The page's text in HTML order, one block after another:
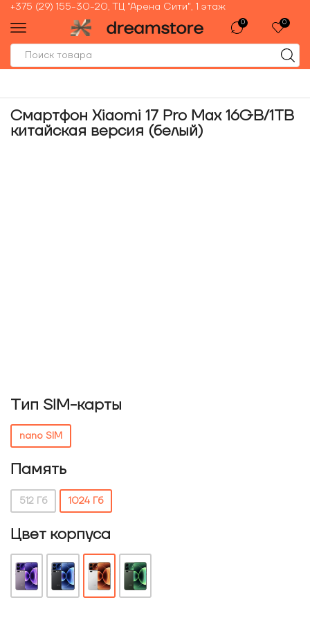
+375 (29) 155-30-20, ТЦ "Арена Сити", 1 этаж
0 0
Смартфон Xiaomi 17 Pro Max 16GB/1TB
китайская версия (белый)
Тип SIM-карты
nano SIM
Память
512 Гб 1024 Гб
Цвет корпуса